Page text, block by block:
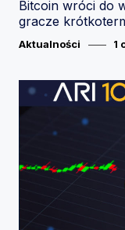
Bitcoin wróci do
gracze
Category
Aktualności 1